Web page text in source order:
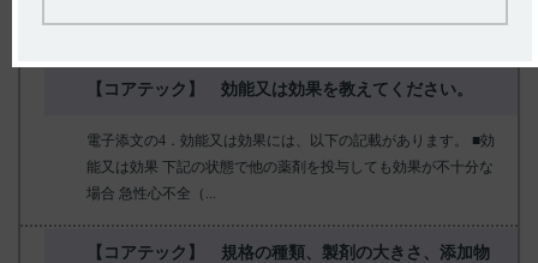
（引用1） 【引用】 ...
【コアテック】 効能又は効果を教えてください。
電子添文の4．効能又は効果には、以下の記載があります。 ■効
能又は効果 下記の状態で他の薬剤を投与しても効果が不十分な
場合 急性心不全（...
【コアテック】 規格の種類、製剤の大きさ、添加物